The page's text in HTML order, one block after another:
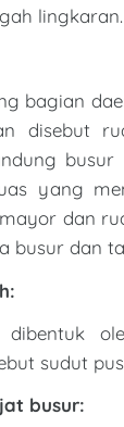
lingkaran.
bagian
disebut
yang
dan
busur dan
dibentuk
sudut
busur: